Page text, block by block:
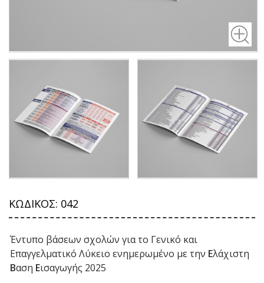
ΚΩΔΙΚΟΣ: 042
Έντυπο βάσεων σχολών για το Γενικό και
Επαγγελματικό Λύκειο ενημερωμένο με την Ελάχιστη
Βαση Εισαγωγής 2025